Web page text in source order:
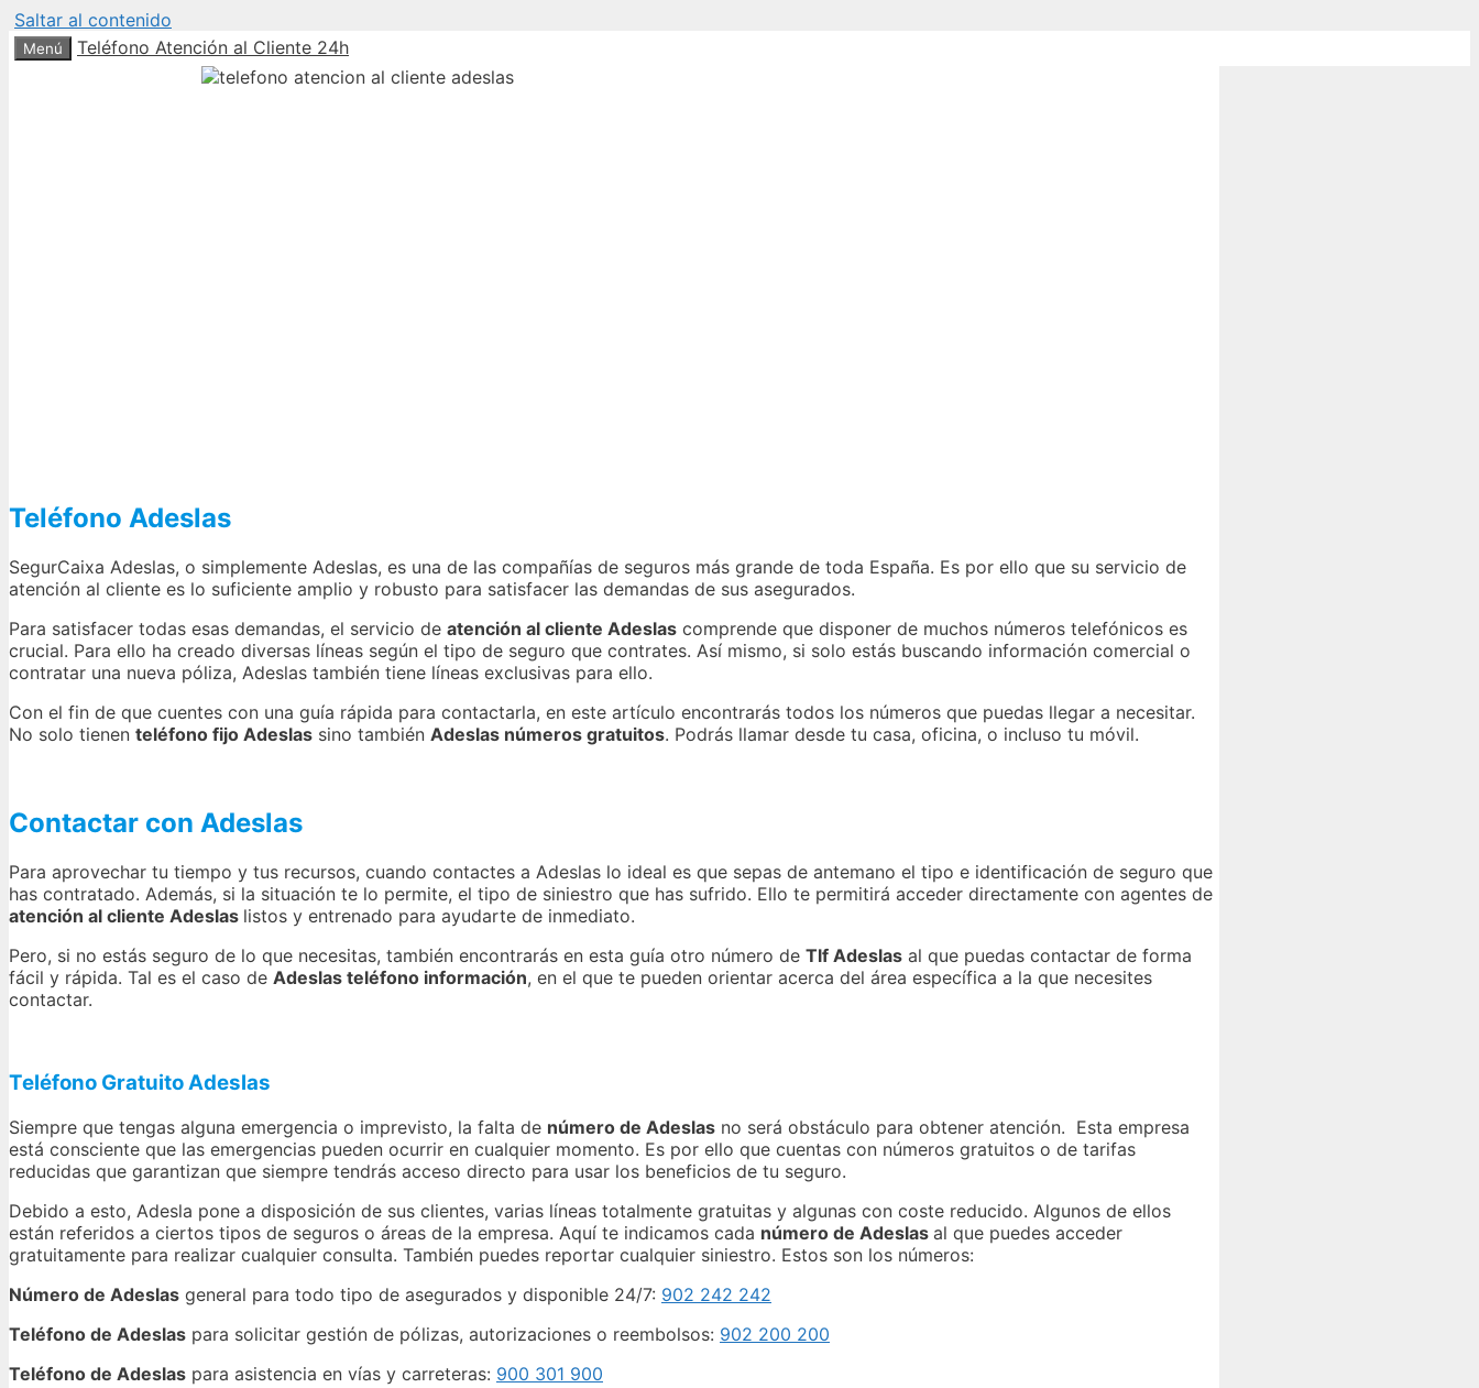
Saltar al contenido
Menú Teléfono Atención al Cliente 24h
Teléfono Adeslas
SegurCaixa Adeslas, o simplemente Adeslas, es una de las compañías de seguros más grande de toda España. Es por ello que su servicio de
atención al cliente es lo suficiente amplio y robusto para satisfacer las demandas de sus asegurados.
Para satisfacer todas esas demandas, el servicio de atención al cliente Adeslas comprende que disponer de muchos números telefónicos es
crucial. Para ello ha creado diversas líneas según el tipo de seguro que contrates. Así mismo, si solo estás buscando información comercial o
contratar una nueva póliza, Adeslas también tiene líneas exclusivas para ello.
Con el fin de que cuentes con una guía rápida para contactarla, en este artículo encontrarás todos los números que puedas llegar a necesitar.
No solo tienen teléfono fijo Adeslas sino también Adeslas números gratuitos. Podrás llamar desde tu casa, oficina, o incluso tu móvil.
Contactar con Adeslas
Para aprovechar tu tiempo y tus recursos, cuando contactes a Adeslas lo ideal es que sepas de antemano el tipo e identificación de seguro que
has contratado. Además, si la situación te lo permite, el tipo de siniestro que has sufrido. Ello te permitirá acceder directamente con agentes de
atención al cliente Adeslas listos y entrenado para ayudarte de inmediato.
Pero, si no estás seguro de lo que necesitas, también encontrarás en esta guía otro número de Tlf Adeslas al que puedas contactar de forma
fácil y rápida. Tal es el caso de Adeslas teléfono información, en el que te pueden orientar acerca del área específica a la que necesites
contactar.
Teléfono Gratuito Adeslas
Siempre que tengas alguna emergencia o imprevisto, la falta de número de Adeslas no será obstáculo para obtener atención. Esta empresa
está consciente que las emergencias pueden ocurrir en cualquier momento. Es por ello que cuentas con números gratuitos o de tarifas
reducidas que garantizan que siempre tendrás acceso directo para usar los beneficios de tu seguro.
Debido a esto, Adesla pone a disposición de sus clientes, varias líneas totalmente gratuitas y algunas con coste reducido. Algunos de ellos
están referidos a ciertos tipos de seguros o áreas de la empresa. Aquí te indicamos cada número de Adeslas al que puedes acceder
gratuitamente para realizar cualquier consulta. También puedes reportar cualquier siniestro. Estos son los números:
Número de Adeslas general para todo tipo de asegurados y disponible 24/7: 902 242 242
Teléfono de Adeslas para solicitar gestión de pólizas, autorizaciones o reembolsos: 902 200 200
Teléfono de Adeslas para asistencia en vías y carreteras: 900 301 900